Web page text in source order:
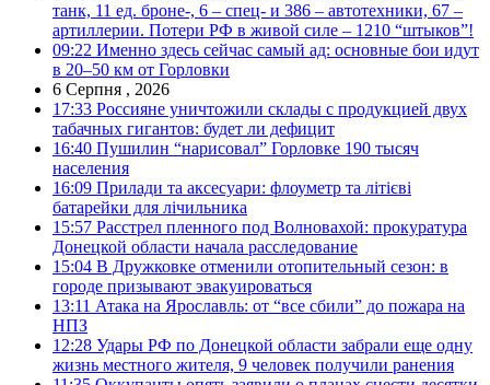
танк, 11 ед. броне-, 6 – спец- и 386 – автотехники, 67 –
артиллерии. Потери РФ в живой силе – 1210 “штыков”!
09:22 Именно здесь сейчас самый ад: основные бои идут
в 20–50 км от Горловки
6 Серпня , 2026
17:33 Россияне уничтожили склады с продукцией двух
табачных гигантов: будет ли дефицит
16:40 Пушилин “нарисовал” Горловке 190 тысяч
населения
16:09 Прилади та аксесуари: флоуметр та літієві
батарейки для лічильника
15:57 Расстрел пленного под Волновахой: прокуратура
Донецкой области начала расследование
15:04 В Дружковке отменили отопительный сезон: в
городе призывают эвакуироваться
13:11 Атака на Ярославль: от “все сбили” до пожара на
НПЗ
12:28 Удары РФ по Донецкой области забрали еще одну
жизнь местного жителя, 9 человек получили ранения